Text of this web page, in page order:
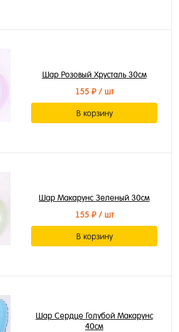
Шар Розовый Хрусталь 30см
155 ₽/ шт
В корзину
Шар Макарунс Зеленый 30см
155 ₽/ шт
В корзину
Шар Сердце Голубой Макарунс
40см